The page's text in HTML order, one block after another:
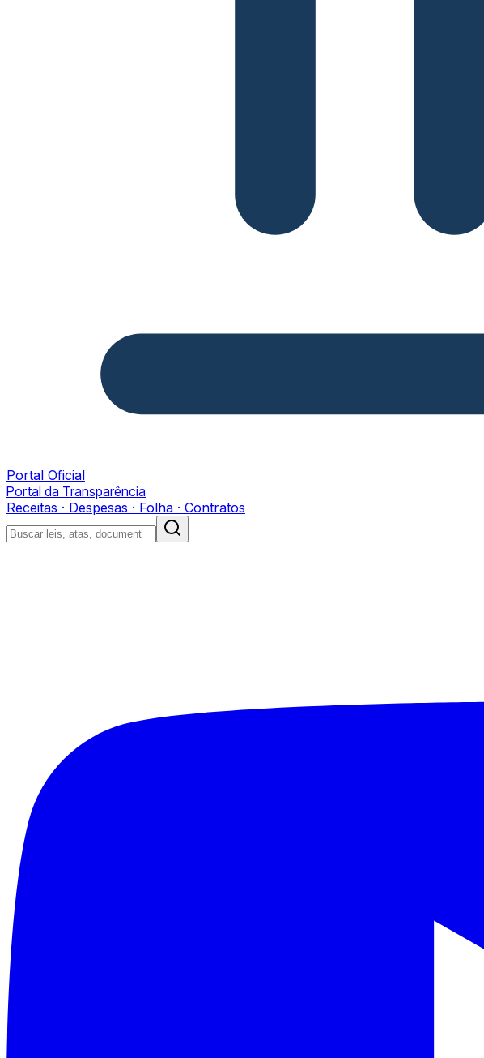
Portal Oficial
Portal da Transparência
Receitas · Despesas · Folha · Contratos